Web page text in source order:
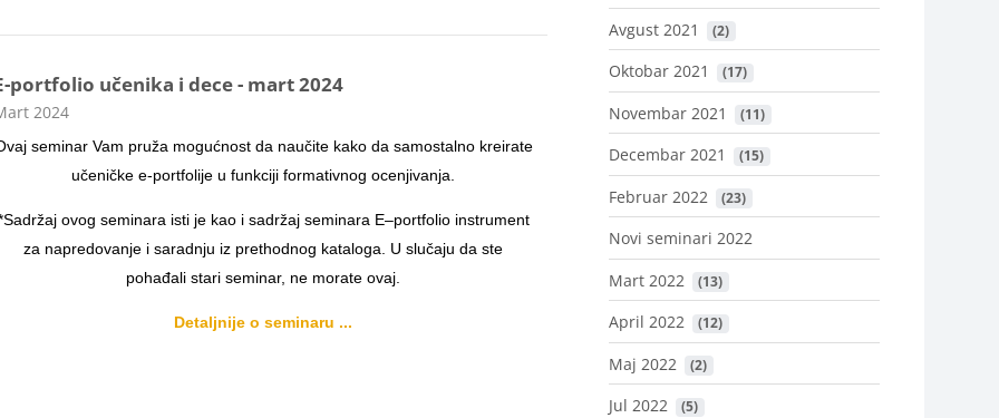
portfolio učenika i dece - mart 2024
kursa
2024
seminar Vam pruža mogućnost da naučite kako da samostalno kreirate
učeničke e-portfolije u funkciji formativnog ocenjivanja.
ovog seminara isti je kao i sadržaj seminara E–portfolio instrument
za napredovanje i saradnju iz prethodnog kataloga. U slučaju da ste
pohađali stari seminar, ne morate ovaj.
Detaljnije o seminaru ...
Avgust 2021 (2)
Oktobar 2021 (17)
Novembar 2021 (11)
Decembar 2021 (15)
Februar 2022 (23)
Novi seminari 2022
Mart 2022
(13)
April 2022 (12)
Maj 2022 (2)
Jul 2022 (5)